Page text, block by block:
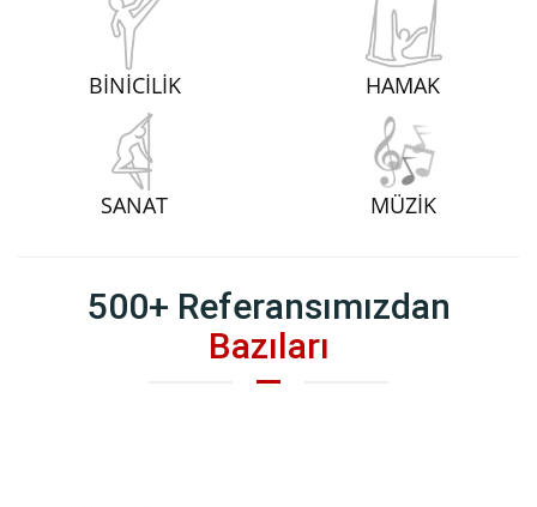
BİNİCİLİK HAMAK
SANAT MÜZİK
500+ Referansımızdan
Bazıları